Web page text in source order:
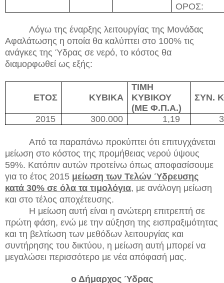
ΟΡΟΣ:
Λόγω της έναρξης λειτουργίας της Μονάδας
Αφαλάτωσης η οποία θα καλύπτει στο 100% τις
ανάγκες της Ύδρας σε νερό, το κόστος θα
διαμορφωθεί ως εξής:
ΕΤΟΣ ΚΥΒΙΚΑ
ΤΙΜΗ
ΚΥΒΙΚΟΥ
(ΜΕ Φ.Π.Α.)
ΣΥΝ.
2015 300.000 1,19
Από τα παραπάνω προκύπτει ότι επιτυγχάνεται
μείωση στο κόστος της προμήθειας νερού ύψους
59%. Κατόπιν αυτών προτείνω όπως αποφασίσουμε
για το έτος 2015 μείωση των Τελών Ύδρευσης
κατά 30% σε όλα τα τιμολόγια, με ανάλογη μείωση
και στο τέλος αποχέτευσης.
Η μείωση αυτή είναι η ανώτερη επιτρεπτή σε
πρώτη φάση, ενώ με την αύξηση της εισπραξιμότητας
και τη βελτίωση των μεθόδων λειτουργίας και
συντήρησης του δικτύου, η μείωση αυτή μπορεί να
μεγαλώσει περισσότερο με νέα απόφασή μας.
ο Δήμαρχος Ύδρας